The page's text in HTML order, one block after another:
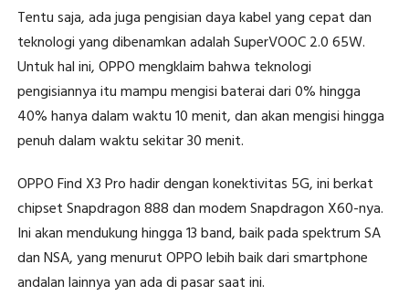
Tentu saja, ada juga pengisian daya kabel yang cepat dan
teknologi yang dibenamkan adalah SuperVOOC 2.0 65W.
Untuk hal ini, OPPO mengklaim bahwa teknologi
pengisiannya itu mampu mengisi baterai dari 0% hingga
40% hanya dalam waktu 10 menit, dan akan mengisi hingga
penuh dalam waktu sekitar 30 menit.
OPPO Find X3 Pro hadir dengan konektivitas 5G, ini berkat
chipset Snapdragon 888 dan modem Snapdragon X60-nya.
Ini akan mendukung hingga 13 band, baik pada spektrum SA
dan NSA, yang menurut OPPO lebih baik dari smartphone
andalan lainnya yan ada di pasar saat ini.